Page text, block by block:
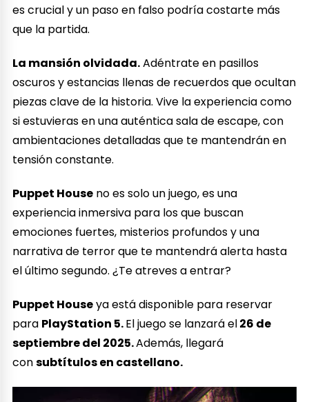
es crucial y un paso en falso podría costarte más
que la partida.
La mansión olvidada.Adéntrate en pasillos
oscuros y estancias llenas de recuerdos que ocultan
piezas clave de la historia. Vive la experiencia como
si estuvieras en una auténtica sala de escape, con
ambientaciones detalladas que te mantendrán en
tensión constante.
Puppet House no es solo un juego, es una
experiencia inmersiva para los que buscan
emociones fuertes, misterios profundos y una
narrativa de terror que te mantendrá alerta hasta
el último segundo. ¿Te atreves a entrar?
Puppet Houseya está disponible para reservar
para PlayStation 5.El juego se lanzará el26 de
septiembre del 2025.Además, llegará
consubtítulos en castellano.